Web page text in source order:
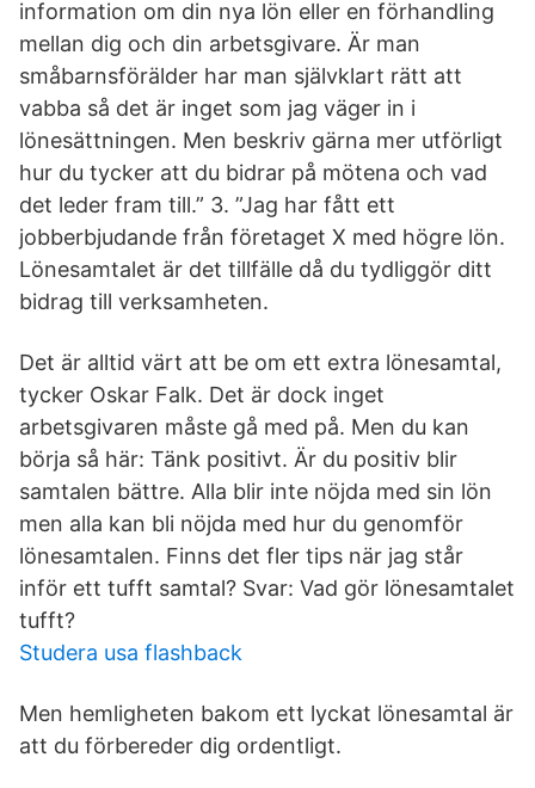
information om din nya lön eller en förhandling
mellan dig och din arbetsgivare. Är man
småbarnsförälder har man självklart rätt att
vabba så det är inget som jag väger in i
lönesättningen. Men beskriv gärna mer utförligt
hur du tycker att du bidrar på mötena och vad
det leder fram till.” 3. ”Jag har fått ett
jobberbjudande från företaget X med högre lön.
Lönesamtalet är det tillfälle då du tydliggör ditt
bidrag till verksamheten.
Det är alltid värt att be om ett ext­ra lönesamtal,
tycker Oskar Falk. Det är dock inget
arbetsgivaren måste gå med på. Men du kan
börja så här: Tänk positivt. Är du positiv blir
samtalen bättre. Alla blir inte nöjda med sin lön
men alla kan bli nöjda med hur du genomför
lönesamtalen. Finns det fler tips när jag står
inför ett tufft samtal? Svar: Vad gör lönesamtalet
tufft?
Studera usa flashback
Men hemligheten bakom ett lyckat lönesamtal är
att du förbereder dig ordentligt.